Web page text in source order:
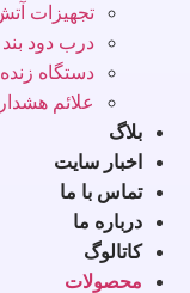
تجهیزات
درب دود
دستگاه
علائم
بلاگ
اخبار سایت
تماس با ما
درباره ما
کاتالوگ
محصولات